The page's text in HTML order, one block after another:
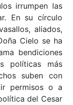
irrumpen las
En su círculo
aliados,
Cielo se ha
bendiciones
políticas más
suben con
permisos o a
del Cesar